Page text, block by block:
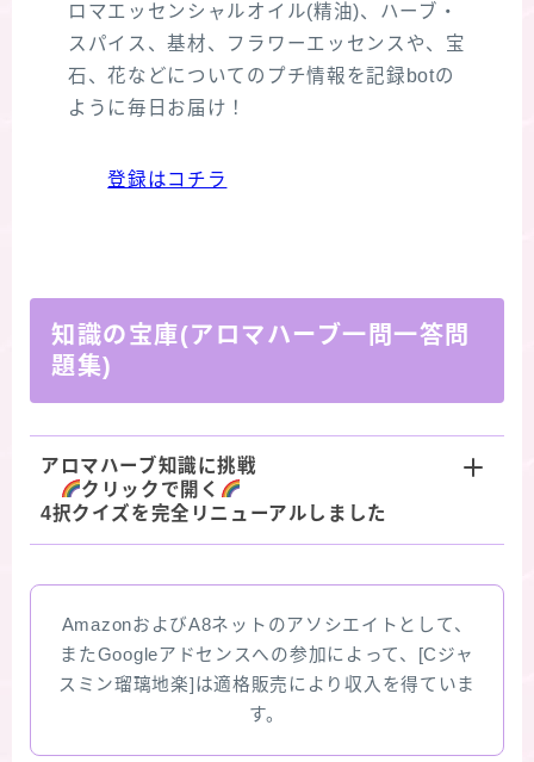
ロマエッセンシャルオイル(精油)、ハーブ・
スパイス、基材、フラワーエッセンスや、宝
石、花などについてのプチ情報を記録botの
ように毎日お届け！
登録はコチラ
知識の宝庫(アロマハーブ一問一答問
題集)
アロマハーブ知識に挑戦
クリックで開く
4択クイズを完全リニューアルしました
AmazonおよびA8ネットのアソシエイトとして、
またGoogleアドセンスへの参加によって、[Cジャ
スミン瑠璃地楽]は適格販売により収入を得ていま
す。